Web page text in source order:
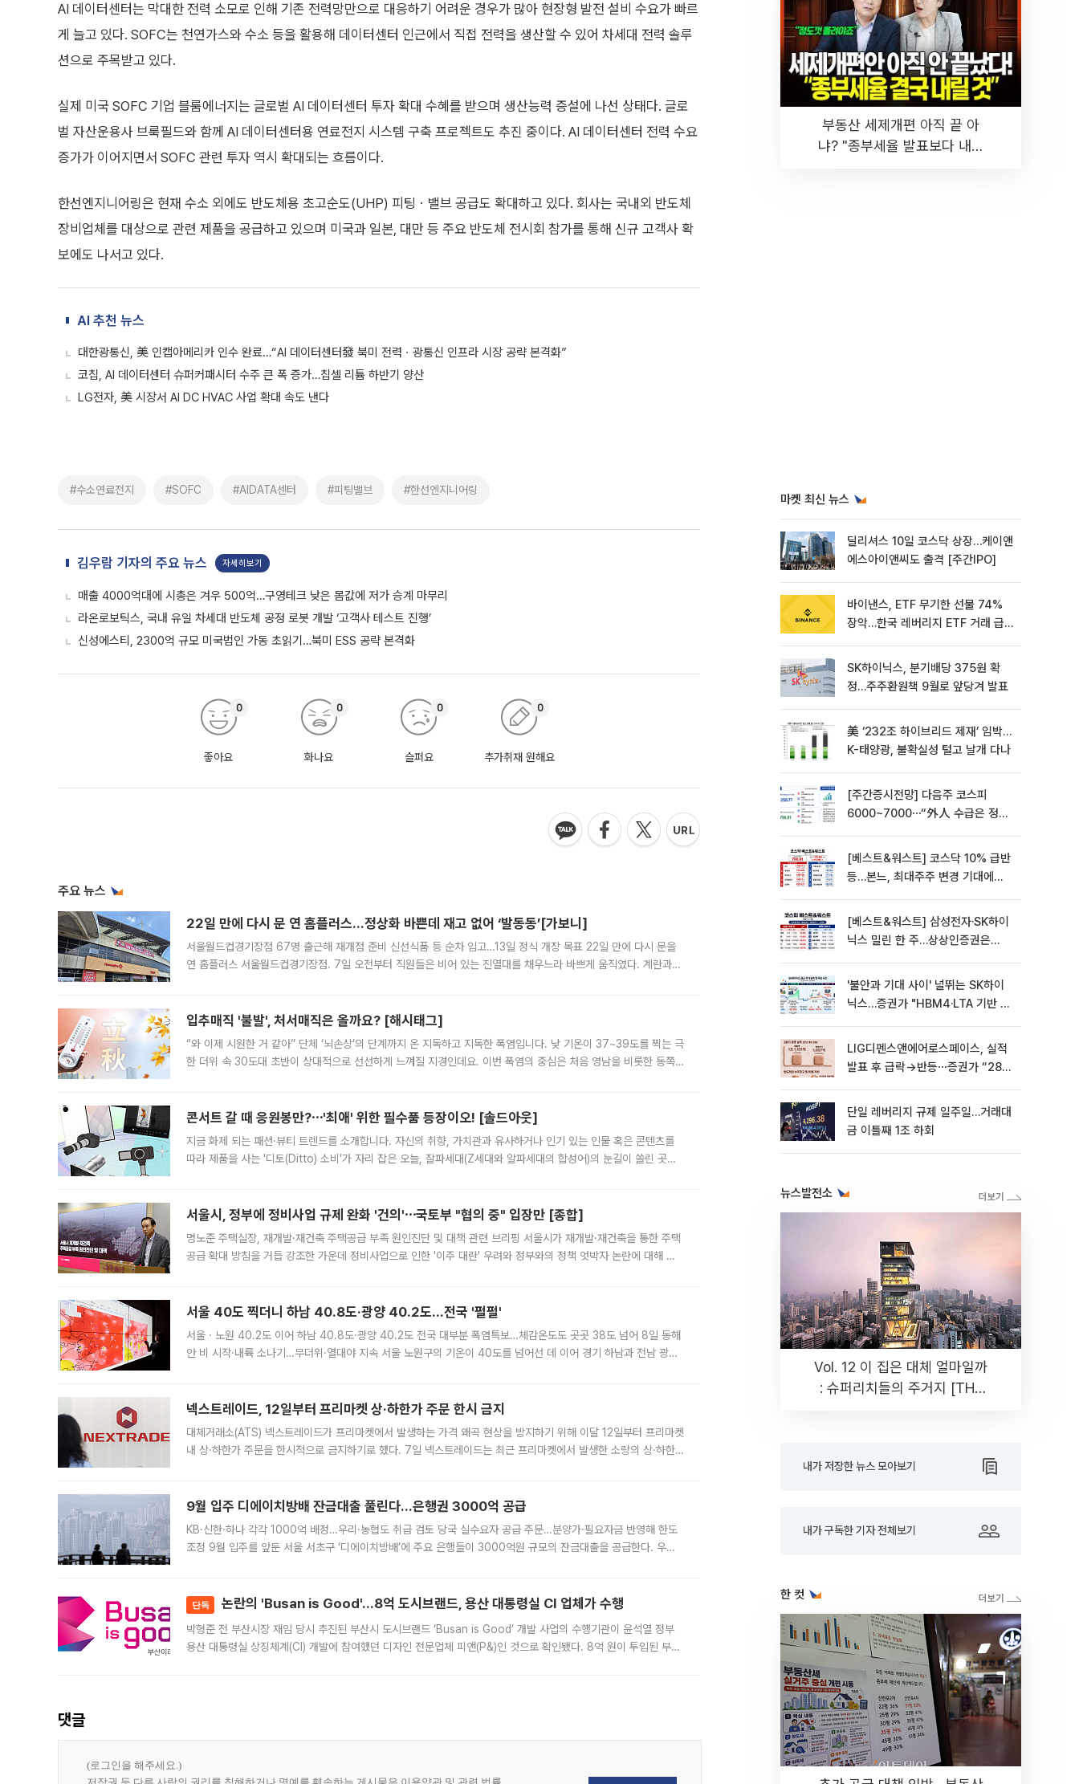
AI 데이터센터는 막대한 전력 소모로 인해 기존 전력망만으로 대응하기 어려운 경우가 많아 현장형 발전 설비 수요가 빠르
게 늘고 있다. SOFC는 천연가스와 수소 등을 활용해 데이터센터 인근에서 직접 전력을 생산할 수 있어 차세대 전력 솔루
션으로 주목받고 있다.
실제 미국 SOFC 기업 블룸에너지는 글로벌 AI 데이터센터 투자 확대 수혜를 받으며 생산능력 증설에 나선 상태다. 글로
벌 자산운용사 브룩필드와 함께 AI 데이터센터용 연료전지 시스템 구축 프로젝트도 추진 중이다. AI 데이터센터 전력 수요
증가가 이어지면서 SOFC 관련 투자 역시 확대되는 흐름이다.
한선엔지니어링은 현재 수소 외에도 반도체용 초고순도(UHP) 피팅ㆍ밸브 공급도 확대하고 있다. 회사는 국내외 반도체
장비업체를 대상으로 관련 제품을 공급하고 있으며 미국과 일본, 대만 등 주요 반도체 전시회 참가를 통해 신규 고객사 확
보에도 나서고 있다.
AI 추천 뉴스
대한광통신, 美 인캡아메리카 인수 완료…“AI 데이터센터發 북미 전력ㆍ광통신 인프라 시장 공략 본격화”
코칩, AI 데이터센터 슈퍼커패시터 수주 큰 폭 증가…칩셀 리튬 하반기 양산
LG전자, 美 시장서 AI DC HVAC 사업 확대 속도 낸다
#수소연료전지 #SOFC #AIDATA센터 #피팅밸브 #한선엔지니어링
김우람 기자의 주요 뉴스 자세히보기
매출 4000억대에 시총은 겨우 500억…구영테크 낮은 몸값에 저가 승계 마무리
라온로보틱스, 국내 유일 차세대 반도체 공정 로봇 개발 ‘고객사 테스트 진행’
신성에스티, 2300억 규모 미국법인 가동 초읽기…북미 ESS 공략 본격화
좋아요
0
화나요
0
슬퍼요
0
추가취재 원해요
0
주요 뉴스
22일 만에 다시 문 연 홈플러스…정상화 바쁜데 재고 없어 ‘발동동’[가보니]
서울월드컵경기장점 67명 출근해 재개점 준비 신선식품 등 순차 입고…13일 정식 개장 목표 22일 만에 다시 문을
연 홈플러스 서울월드컵경기장점. 7일 오전부터 직원들은 비어 있는 진열대를 채우느라 바쁘게 움직였다. 계란과
입추매직 '불발', 처서매직은 올까요? [해시태그]
“와 이제 시원한 거 같아” 단체 ‘뇌손상’의 단계까지 온 지독하고 지독한 폭염입니다. 낮 기온이 37~39도를 찍는 극
한 더위 속 30도대 초반이 상대적으로 선선하게 느껴질 지경인데요. 이번 폭염의 중심은 처음 영남을 비롯한 동쪽
콘서트 갈 때 응원봉만?⋯'최애' 위한 필수품 등장이오! [솔드아웃]
지금 화제 되는 패션·뷰티 트렌드를 소개합니다. 자신의 취향, 가치관과 유사하거나 인기 있는 인물 혹은 콘텐츠를
따라 제품을 사는 '디토(Ditto) 소비'가 자리 잡은 오늘, 잘파세대(Z세대와 알파세대의 합성어)의 눈길이 쏠린 곳은
서울시, 정부에 정비사업 규제 완화 '건의'⋯국토부 "협의 중" 입장만 [종합]
명노준 주택실장, 재개발·재건축 주택공급 부족 원인진단 및 대책 관련 브리핑 서울시가 재개발·재건축을 통한 주택
공급 확대 방침을 거듭 강조한 가운데 정비사업으로 인한 '이주 대란' 우려와 정부와의 정책 엇박자 논란에 대해 정
서울 40도 찍더니 하남 40.8도·광양 40.2도…전국 '펄펄'
서울ㆍ노원 40.2도 이어 하남 40.8도·광양 40.2도 전국 대부분 폭염특보…체감온도도 곳곳 38도 넘어 8일 동해
안 비 시작·내륙 소나기…무더위·열대야 지속 서울 노원구의 기온이 40도를 넘어선 데 이어 경기 하남과 전남 광양
넥스트레이드, 12일부터 프리마켓 상·하한가 주문 한시 금지
대체거래소(ATS) 넥스트레이드가 프리마켓에서 발생하는 가격 왜곡 현상을 방지하기 위해 이달 12일부터 프리마켓
내 상·하한가 주문을 한시적으로 금지하기로 했다. 7일 넥스트레이드는 최근 프리마켓에서 발생한 소량의 상·하한
9월 입주 디에이치방배 잔금대출 풀린다…은행권 3000억 공급
KB·신한·하나 각각 1000억 배정…우리·농협도 취급 검토 당국 실수요자 공급 주문…분양가·필요자금 반영해 한도
조정 9월 입주를 앞둔 서울 서초구 ‘디에이치방배’에 주요 은행들이 3000억원 규모의 잔금대출을 공급한다. 우리
단독 논란의 'Busan is Good'…8억 도시브랜드, 용산 대통령실 CI 업체가 수행
박형준 전 부산시장 재임 당시 추진된 부산시 도시브랜드 ‘Busan is Good’ 개발 사업의 수행기관이 윤석열 정부
용산 대통령실 상징체계(CI) 개발에 참여했던 디자인 전문업체 피앤(P&)인 것으로 확인됐다. 8억 원이 투입된 부산
댓글
부동산 세제개편 아직 끝 아
냐? "종부세율 발표보다 내릴
마켓 최신 뉴스
딜리셔스 10일 코스닥 상장…케이앤
에스아이앤씨도 출격 [주간IPO]
바이낸스, ETF 무기한 선물 74%
장악…한국 레버리지 ETF 거래 급
SK하이닉스, 분기배당 375원 확
정…주주환원책 9월로 앞당겨 발표
美 ‘232조 하이브리드 제재’ 임박…
K-태양광, 불확실성 털고 날개 다나
[주간증시전망] 다음주 코스피
6000~7000⋯“外人 수급은 정책
[베스트&워스트] 코스닥 10% 급반
등…본느, 최대주주 변경 기대에
[베스트&워스트] 삼성전자·SK하이
닉스 밀린 한 주…상상인증권은
'불안과 기대 사이' 널뛰는 SK하이
닉스…증권가 "HBM4·LTA 기반 펀
LIG디펜스앤에어로스페이스, 실적
발표 후 급락→반등⋯증권가 “28년
단일 레버리지 규제 일주일…거래대
금 이틀째 1조 하회
뉴스발전소
Vol. 12 이 집은 대체 얼마일까
: 슈퍼리치들의 주거지 [THE
내가 저장한 뉴스 모아보기
내가 구독한 기자 전체보기
한 컷